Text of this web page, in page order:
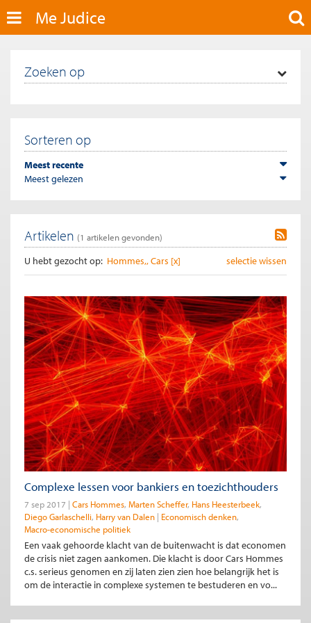
Me Judice
Zoeken op
Sorteren op
Meest recente
Meest gelezen
Artikelen (1 artikelen gevonden)
U hebt gezocht op: selectie wissen
Hommes,, Cars [x]
Complexe lessen voor bankiers en toezichthouders
7 sep 2017 Cars Hommes Marten Scheffer Hans Heesterbeek
Diego Garlaschelli Harry van Dalen
Economisch denken
Macro-economische politiek
Een vaak gehoorde klacht van de buitenwacht is dat economen
de crisis niet zagen aankomen. Die klacht is door Cars Hommes
c.s. serieus genomen en zij laten zien zien hoe belangrijk het is
om de interactie in complexe systemen te bestuderen en vo...